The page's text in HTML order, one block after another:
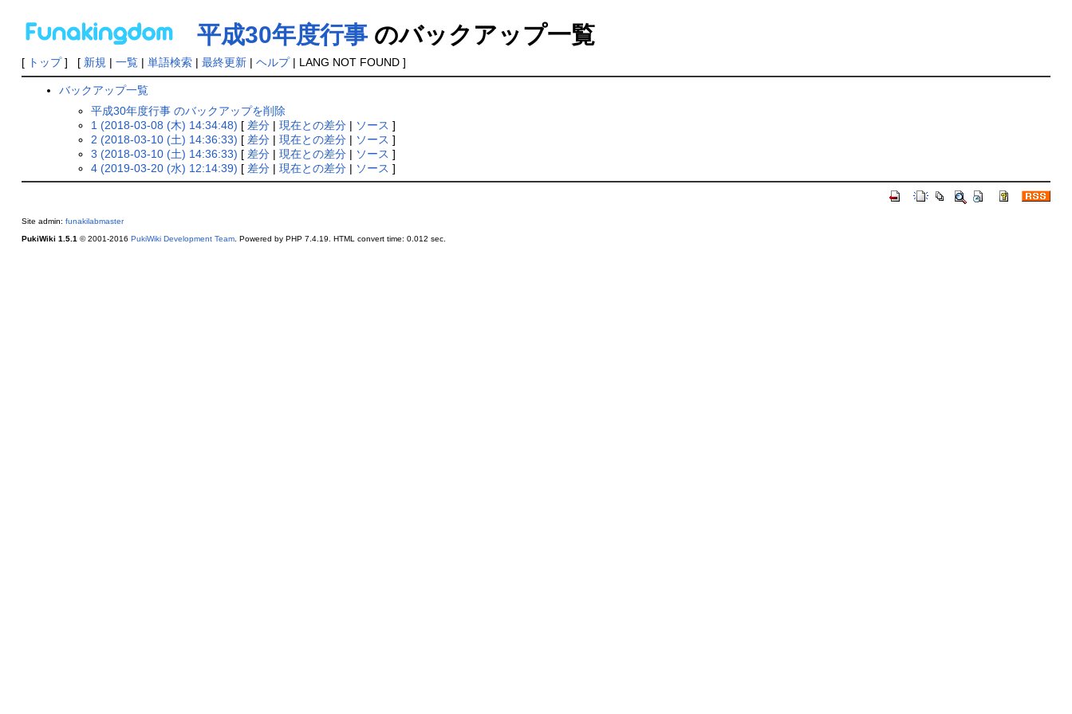
平成30年度行事のバックアップ一覧
[ トップ] [ 新規 | 一覧| 単語検索| 最終更新| ヘルプ| LANG NOT FOUND ]
バックアップ一覧
平成30年度行事 のバックアップを削除
1 (2018-03-08 (木) 14:34:48) [ 差分 |現在との差分 | ソース ]
2 (2018-03-10 (土) 14:36:33) [ 差分 |現在との差分 | ソース ]
3 (2018-03-10 (土) 14:36:33) [ 差分 |現在との差分 | ソース ]
4 (2019-03-20 (水) 12:14:39) [ 差分 |現在との差分 | ソース ]
Site admin: funakilabmaster
PukiWiki 1.5.1 © 2001-2016 PukiWiki Development Team. Powered by PHP 7.4.19. HTML convert time: 0.012 sec.